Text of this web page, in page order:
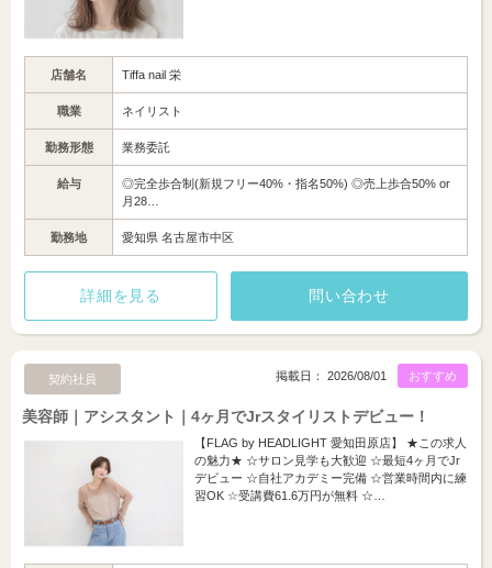
店舗名 Tiffa nail 栄
職業 ネイリスト
勤務形態 業務委託
給与
◎完全歩合制(新規フリー40%・指名50%) ◎売上歩合50% or
月28…
勤務地 愛知県 名古屋市中区
詳細を見る 問い合わせ
契約社員 おすすめ
掲載日： 2026/08/01
美容師｜アシスタント｜4ヶ月でJrスタイリストデビュー！
【FLAG by HEADLIGHT 愛知田原店】 ★この求人
の魅力★ ☆サロン見学も大歓迎 ☆最短4ヶ月でJr
デビュー ☆自社アカデミー完備 ☆営業時間内に練
習OK ☆受講費61.6万円が無料 ☆…